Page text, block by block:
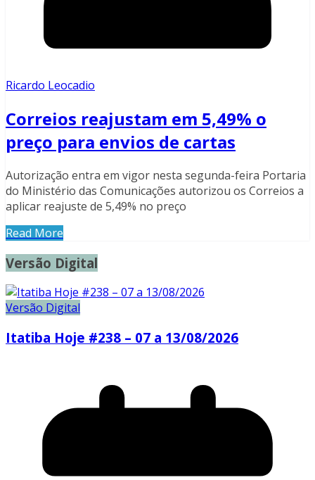
Ricardo Leocadio
Correios reajustam em 5,49% o
preço para envios de cartas
Autorização entra em vigor nesta segunda-feira Portaria
do Ministério das Comunicações autorizou os Correios a
aplicar reajuste de 5,49% no preço
Read More
Versão Digital
Versão Digital
Itatiba Hoje #238 – 07 a 13/08/2026